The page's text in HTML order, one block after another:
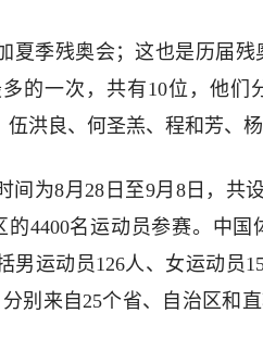
夏季残奥会；这也是历届残
的一次，共有10位，他们
洪良、何圣羔、程和芳、杨
间为8月28日至9月8日，共
4400名运动员参赛。中国
男运动员126人、女运动员
别来自25个省、自治区和